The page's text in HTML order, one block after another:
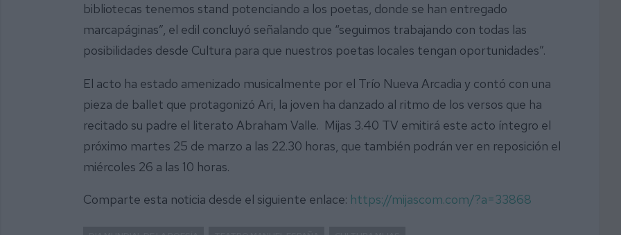
bibliotecas tenemos stand potenciando a los poetas, donde se han entregado
marcapáginas”, el edil concluyó señalando que “seguimos trabajando con todas las
posibilidades desde Cultura para que nuestros poetas locales tengan oportunidades”.
El acto ha estado amenizado musicalmente por el Trío Nueva Arcadia y contó con una
pieza de ballet que protagonizó Ari, la joven ha danzado al ritmo de los versos que ha
recitado su padre el literato Abraham Valle. Mijas 3.40 TV emitirá este acto íntegro el
próximo martes 25 de marzo a las 22.30 horas, que también podrán ver en reposición el
miércoles 26 a las 10 horas.
Comparte esta noticia desde el siguiente enlace: https://mijascom.com/?a=33868